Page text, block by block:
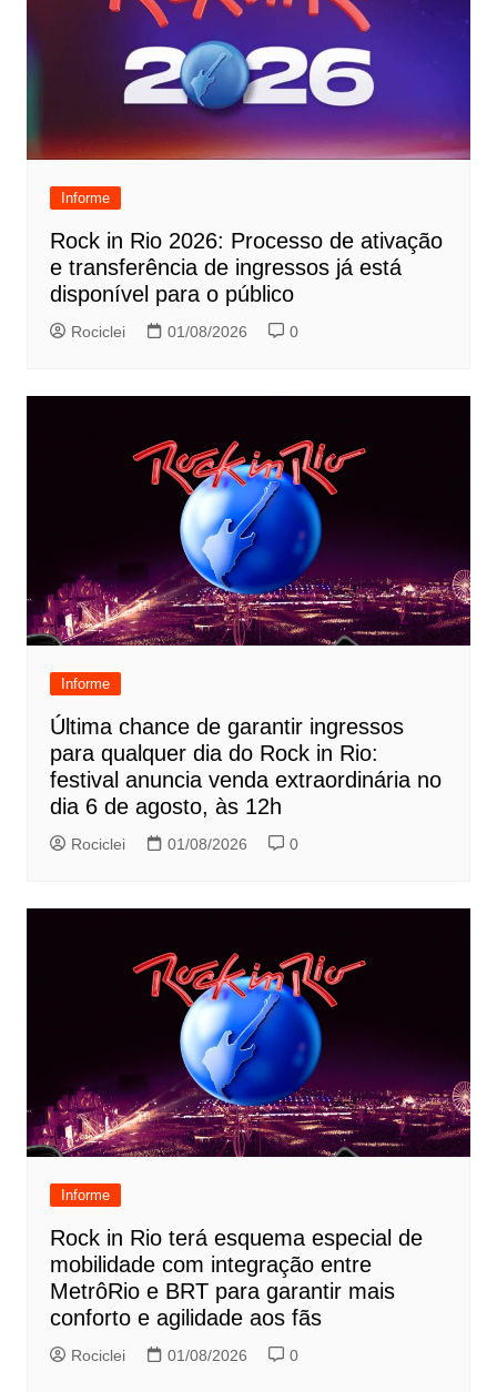
Informe
Rock in Rio 2026: Processo de ativação
e transferência de ingressos já está
disponível para o público
Rociclei 01/08/2026 0
Informe
Última chance de garantir ingressos
para qualquer dia do Rock in Rio:
festival anuncia venda extraordinária no
dia 6 de agosto, às 12h
Rociclei 01/08/2026 0
Informe
Rock in Rio terá esquema especial de
mobilidade com integração entre
MetrôRio e BRT para garantir mais
conforto e agilidade aos fãs
Rociclei 01/08/2026 0